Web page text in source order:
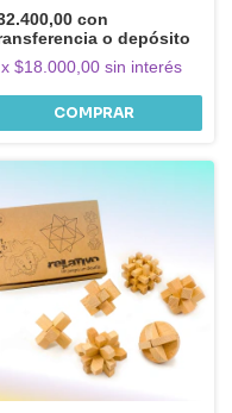
con
o depósito
x $18.000,00 sin interés